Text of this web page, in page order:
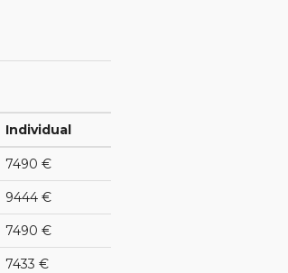
Individual
7490 €
9444 €
7490 €
7433 €